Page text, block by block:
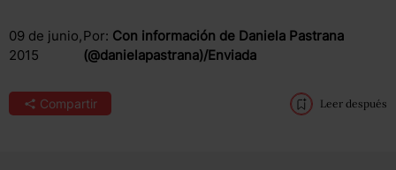
09 de junio,
2015
Por: Con información de Daniela Pastrana
(@danielapastrana)/Enviada
Compartir Leer después